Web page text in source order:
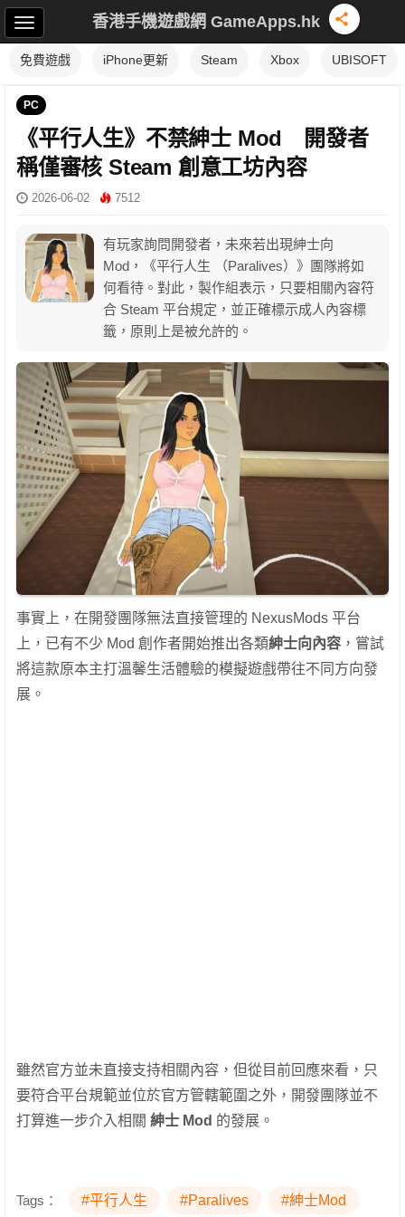
香港手機遊戲網 GameApps.hk
免費遊戲 iPhone更新 Steam Xbox UBISOFT
PC
《平行人生》不禁紳士 Mod 開發者
稱僅審核 Steam 創意工坊內容
2026-06-02 7512
有玩家詢問開發者，未來若出現紳士向
Mod，《平行人生 （Paralives）》團隊將如
何看待。對此，製作組表示，只要相關內容符
合 Steam 平台規定，並正確標示成人內容標
籤，原則上是被允許的。
事實上，在開發團隊無法直接管理的 NexusMods 平台
上，已有不少 Mod 創作者開始推出各類紳士向內容 ，嘗試
將這款原本主打溫馨生活體驗的模擬遊戲帶往不同方向發
展。
雖然官方並未直接支持相關內容，但從目前回應來看，只
要符合平台規範並位於官方管轄範圍之外，開發團隊並不
打算進一步介入相關 紳士 Mod 的發展。
Tags： #平行人生 #Paralives #紳士Mod